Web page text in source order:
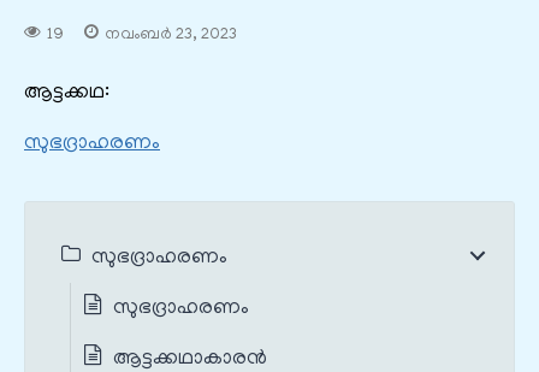
19 നവംബർ 23, 2023
ആട്ടക്കഥ:
സുഭദ്രാഹരണം
സുഭദ്രാഹരണം
സുഭദ്രാഹരണം
ആട്ടക്കഥാകാരൻ